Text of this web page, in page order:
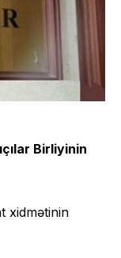
Birliyinin
xidmətinin